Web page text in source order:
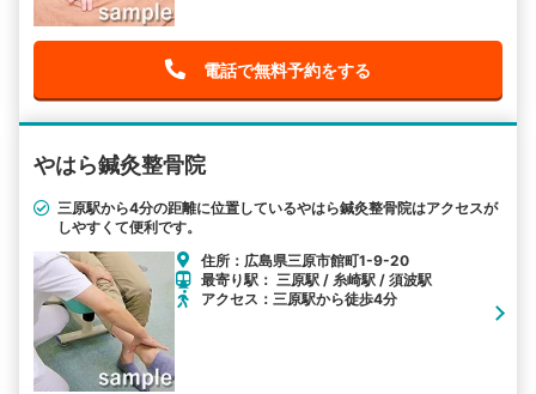
電話で無料予約をする
やはら鍼灸整骨院
三原駅から4分の距離に位置しているやはら鍼灸整骨院はアクセスが
しやすくて便利です。
住所：広島県三原市館町1-9-20
最寄り駅： 三原駅 / 糸崎駅 / 須波駅
アクセス：三原駅から徒歩4分